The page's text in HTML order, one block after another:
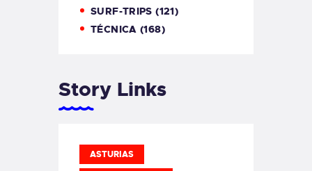
SURF-TRIPS (121)
TÉCNICA (168)
Story Links
ASTURIAS